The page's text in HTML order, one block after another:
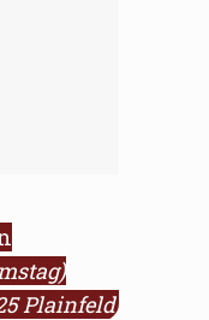
Plainfeld